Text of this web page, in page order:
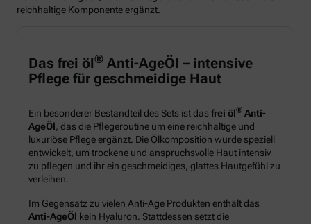
reichhaltige Komponente ergänzt.
Das frei öl® Anti-AgeÖl – intensive
Pflege für geschmeidige Haut
Ein besonderer Bestandteil des Sets ist das frei öl® Anti-
AgeÖl, das die Pflegeroutine um eine reichhaltige und
luxuriöse Pflege ergänzt. Die Ölkomposition wurde speziell
entwickelt, um trockene und anspruchsvolle Haut intensiv
zu pflegen und ihr ein geschmeidiges, glattes Hautgefühl zu
verleihen.
Im Gegensatz zu vielen Anti-Age Produkten enthält das
Anti-AgeÖl kein Hyaluron. Stattdessen setzt die